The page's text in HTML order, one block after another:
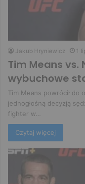
Jakub Hryniewicz 1
Tim Means vs.
wybuchowe
Tim Means powrócił do
jednogłośną decyzją
fighter w…
Czytaj więcej